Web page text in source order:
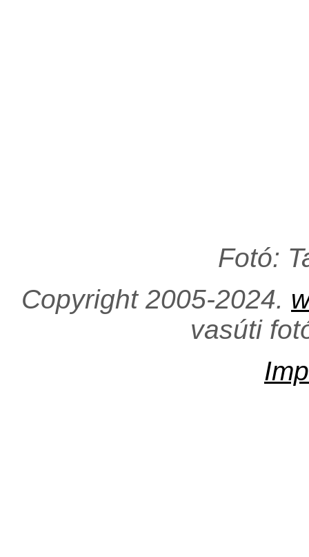
Fotó:
Copyright 2005-2024.
vasúti